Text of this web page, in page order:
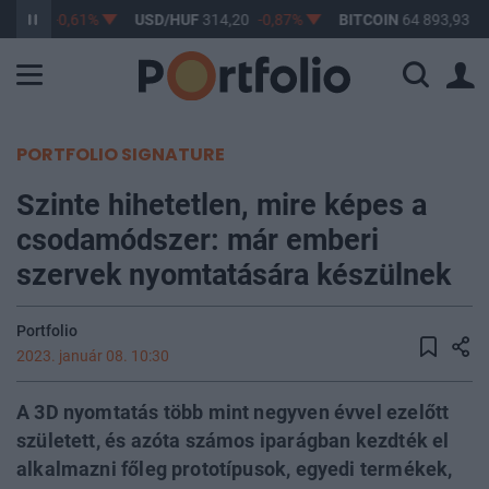
-0,61% USD/HUF314,20 -0,87% BITCOIN64 893,93
PORTFOLIO SIGNATURE
Szinte hihetetlen, mire képes a
csodamódszer: már emberi
szervek nyomtatására készülnek
Portfolio
2023. január 08. 10:30
A 3D nyomtatás több mint negyven évvel ezelőtt
született, és azóta számos iparágban kezdték el
alkalmazni főleg prototípusok, egyedi termékek,